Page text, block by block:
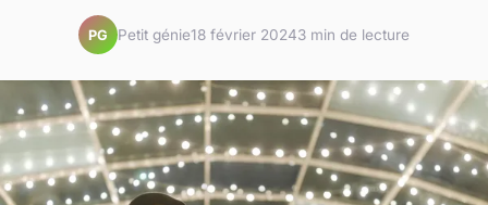
PG Petit génie18 février 20243 min de lecture